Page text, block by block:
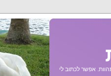
אפשר לכתוב לי